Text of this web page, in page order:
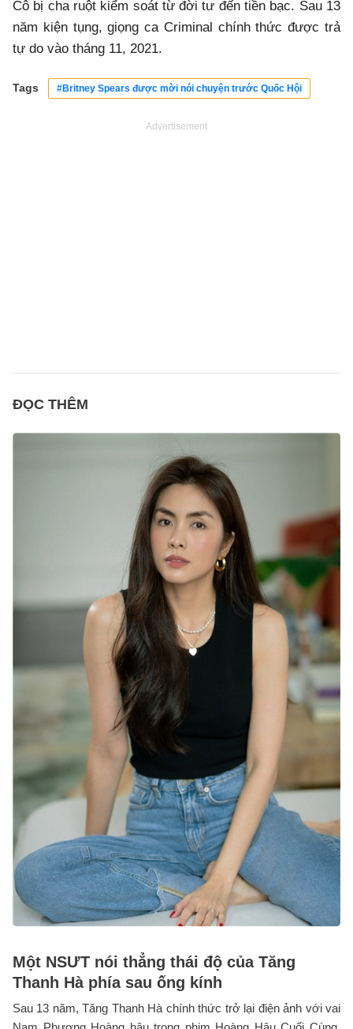
Cô bị cha ruột kiểm soát từ đời tư đến tiền bạc. Sau 13
năm kiện tụng, giọng ca Criminal chính thức được trả
tự do vào tháng 11, 2021.
Tags #Britney Spears được mời nói chuyện trước Quốc Hội
Advertisement
ĐỌC THÊM
Một NSƯT nói thẳng thái độ của Tăng
Thanh Hà phía sau ống kính
Sau 13 năm, Tăng Thanh Hà chính thức trở lại điện ảnh với vai